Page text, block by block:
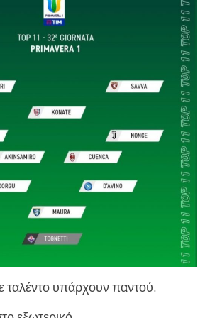
ταλέντο υπάρχουν παντού.